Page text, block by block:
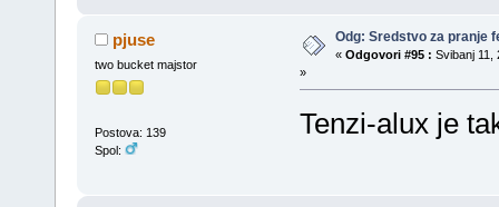
pjuse
two bucket majstor
Postova: 139
Spol:
Odg: Sredstvo za pranje
« Odgovori #95 : Svibanj 11,
»
Tenzi-alux je